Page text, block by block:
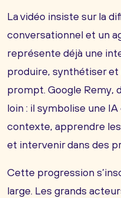
La vidéo insiste sur la
conversationnel et un
représente déjà une
produire, synthétiser et
prompt. Google Remy,
loin : il symbolise une
contexte, apprendre
et intervenir dans des
Cette progression
large. Les grands